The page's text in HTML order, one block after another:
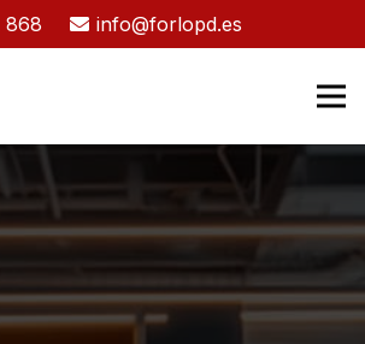
868 info@forlopd.es